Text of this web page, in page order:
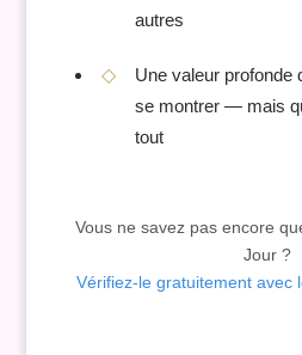
autres
Une valeur profonde
se montrer — mais
tout
Vous ne savez pas encore
Jour ?
Vérifiez-le gratuitement avec